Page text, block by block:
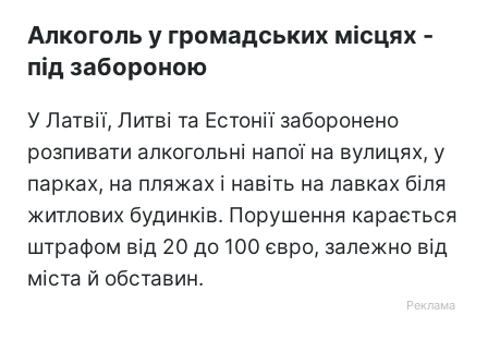
Алкоголь у громадських місцях -
під забороною
У Латвії, Литві та Естонії заборонено
розпивати алкогольні напої на вулицях, у
парках, на пляжах і навіть на лавках біля
житлових будинків. Порушення карається
штрафом від 20 до 100 євро, залежно від
міста й обставин.